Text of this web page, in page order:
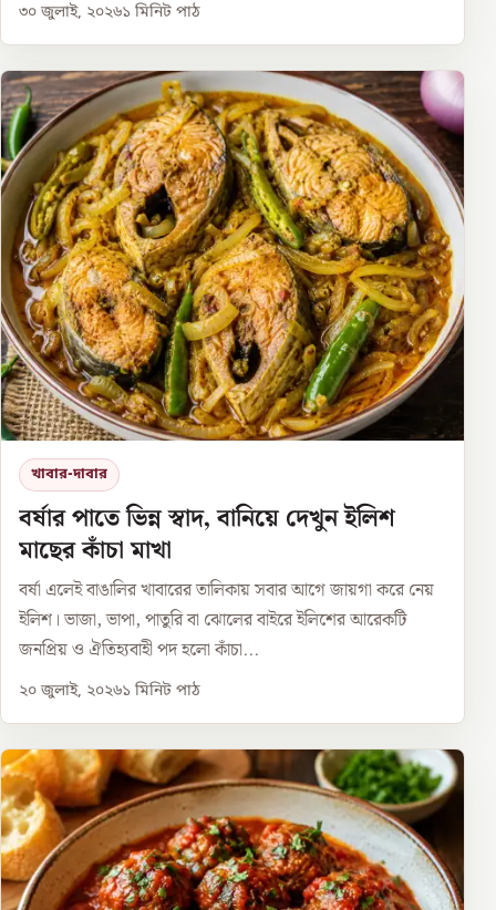
৩০ জুলাই, ২০২৬১ মিনিট পাঠ
খাবার-দাবার
বর্ষার পাতে ভিন্ন স্বাদ, বানিয়ে দেখুন ইলিশ
মাছের কাঁচা মাখা
বর্ষা এলেই বাঙালির খাবারের তালিকায় সবার আগে জায়গা করে নেয়
ইলিশ। ভাজা, ভাপা, পাতুরি বা ঝোলের বাইরে ইলিশের আরেকটি
জনপ্রিয় ও ঐতিহ্যবাহী পদ হলো কাঁচা...
২০ জুলাই, ২০২৬১ মিনিট পাঠ